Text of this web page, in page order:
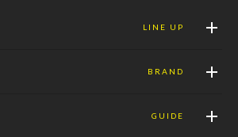
LINE UP
BRAND
GUIDE